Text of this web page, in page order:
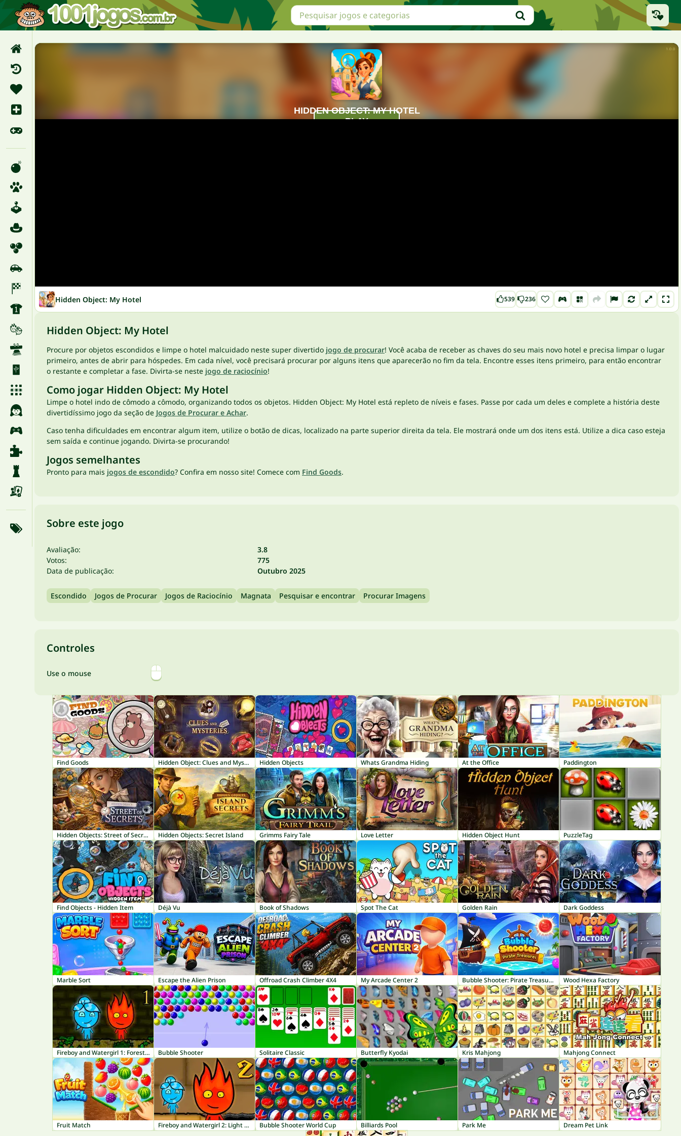
Hidden Object: My Hotel 539 236
Hidden Object: My Hotel
Procure por objetos escondidos e limpe o hotel malcuidado neste super divertido jogo de procurar! Você acaba de receber as chaves do seu mais novo hotel e precisa limpar o lugar
primeiro, antes de abrir para hóspedes. Em cada nível, você precisará procurar por alguns itens que aparecerão no fim da tela. Encontre esses itens primeiro, para então encontrar
o restante e completar a fase. Divirta-se neste jogo de raciocínio!
Como jogar Hidden Object: My Hotel
Limpe o hotel indo de cômodo a cômodo, organizando todos os objetos. Hidden Object: My Hotel está repleto de níveis e fases. Passe por cada um deles e complete a história deste
divertidíssimo jogo da seção de Jogos de Procurar e Achar.
Caso tenha dificuldades em encontrar algum item, utilize o botão de dicas, localizado na parte superior direita da tela. Ele mostrará onde um dos itens está. Utilize a dica caso esteja
sem saída e continue jogando. Divirta-se procurando!
Jogos semelhantes
Pronto para mais jogos de escondido? Confira em nosso site! Comece com Find Goods.
Sobre este jogo
Avaliação:
3.8
Votos:
775
Data de publicação:
Outubro 2025
Escondido Jogos de Procurar Jogos de Raciocínio Magnata Pesquisar e encontrar Procurar Imagens
Controles
Use o mouse
Find Goods Hidden Object: Clues and Mysteries Hidden Objects Whats Grandma Hiding At the Office Paddington
Hidden Objects: Street of Secrets Hidden Objects: Secret Island Grimms Fairy Tale Love Letter Hidden Object Hunt PuzzleTag
Find Objects - Hidden Item Déjà Vu Book of Shadows Spot The Cat Golden Rain Dark Goddess
Marble Sort Escape the Alien Prison Offroad Crash Climber 4X4 My Arcade Center 2 Bubble Shooter: Pirate Treasures Wood Hexa Factory
Fireboy and Watergirl 1: Forest Temple Bubble Shooter Solitaire Classic Butterfly Kyodai Kris Mahjong Mahjong Connect
Fruit Match Fireboy and Watergirl 2: Light Temple Bubble Shooter World Cup Billiards Pool Park Me Dream Pet Link